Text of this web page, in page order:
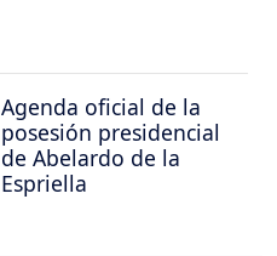
Agenda oficial de la
posesión presidencial
de Abelardo de la
Espriella